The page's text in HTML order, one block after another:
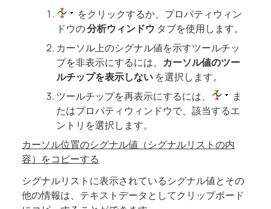
をクリックするか、プロパティウィン
ドウの分析ウィンドウ タブを使用します。
カーソル上のシグナル値を示すツールチッ
プを非表示にするには、 カーソル値のツー
ルチップを表示しないを選択します。
ツールチップを再表示にするには、
ま
たはプロパティウィンドウで、該当するエ
ントリを選択します。
カーソル位置のシグナル値（シグナルリストの内
容）をコピーする
シグナルリストに表示されているシグナル値とその
他の情報は、テキストデータとしてクリップボード